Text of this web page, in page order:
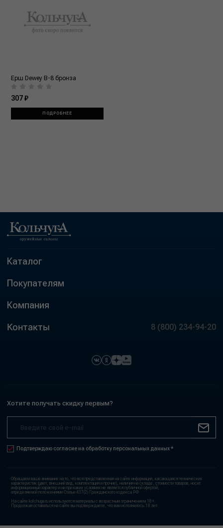
Ерш Dewey B-8 бронза
307 ₽
ПОДРОБНЕЕ
Каталог
Покупателям
Компания
Контакты 8 (800) 234-94-20
Хотите получать скидку первым?
Подтверждаю согласие на обработку персональных данных *
Обращаем ваше внимание на то, что вся представленная на сайте информация, касающаяся технических
характеристик (цвет, внешний вид, комплектация и прочие), наличия на складе, стоимости товаров, носит
информационный характер и ни при каких условиях не является публичной офертой,
определяемой положениями Статьи 437(2) Гражданского кодекса РФ.
На сайте kolchuga.ru используются материалы с возрастным ограничением 18+.
Продолжая оставаться на сайте вы подтверждаете, что вам исполнилось 18 лет.